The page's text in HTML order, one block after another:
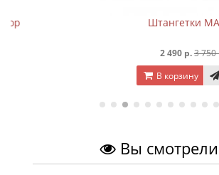
Штангетки MARAX
3 750 р.
В корзину
Вы смотрели